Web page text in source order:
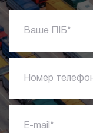
Ваше ПІБ*
Номер
E-mail*